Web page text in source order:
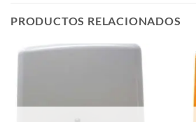
PRODUCTOS RELACIONADOS